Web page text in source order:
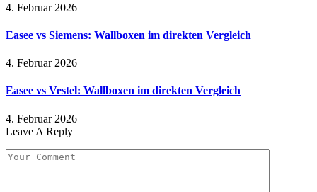
4. Februar 2026
Easee vs Siemens: Wallboxen im direkten Vergleich
4. Februar 2026
Easee vs Vestel: Wallboxen im direkten Vergleich
4. Februar 2026
Leave A Reply